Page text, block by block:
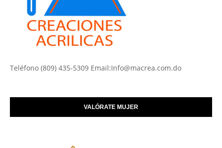
Teléfono (809) 435-5309 Email:Info@macrea.com.do
VALÓRATE MUJER